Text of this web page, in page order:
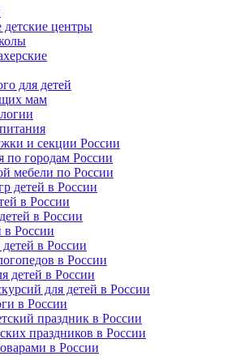
детские центры
для детей
мам
и секции России
по городам России
мебели по России
детей в России
в России
в России
в России
в России
в России
детей в России
для детей в России
в России
праздник в России
праздников в России
в России